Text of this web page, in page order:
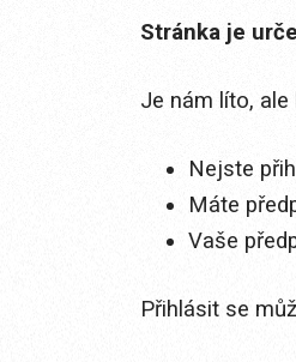
Stránka je
Je nám líto,
Nejste
Máte
Vaše
Přihlásit se